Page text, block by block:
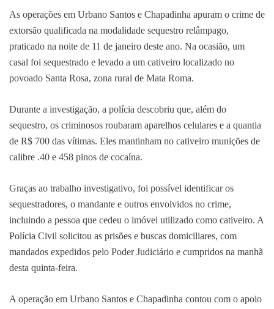
As operações em Urbano Santos e Chapadinha apuram o crime de
extorsão qualificada na modalidade sequestro relâmpago,
praticado na noite de 11 de janeiro deste ano. Na ocasião, um
casal foi sequestrado e levado a um cativeiro localizado no
povoado Santa Rosa, zona rural de Mata Roma.
Durante a investigação, a polícia descobriu que, além do
sequestro, os criminosos roubaram aparelhos celulares e a quantia
de R$ 700 das vítimas. Eles mantinham no cativeiro munições de
calibre .40 e 458 pinos de cocaína.
Graças ao trabalho investigativo, foi possível identificar os
sequestradores, o mandante e outros envolvidos no crime,
incluindo a pessoa que cedeu o imóvel utilizado como cativeiro. A
Polícia Civil solicitou as prisões e buscas domiciliares, com
mandados expedidos pelo Poder Judiciário e cumpridos na manhã
desta quinta-feira.
A operação em Urbano Santos e Chapadinha contou com o apoio